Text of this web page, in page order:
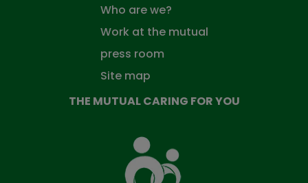
Who are we?
Work at the mutual
press room
Site map
THE MUTUAL CARING FOR YOU
Mutual
Fund
that